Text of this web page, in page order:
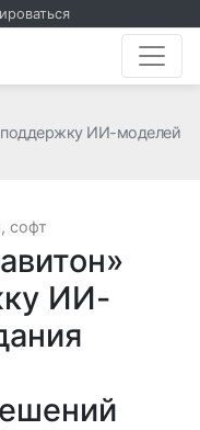
поддержку ИИ-моделей
софт
ИИ-